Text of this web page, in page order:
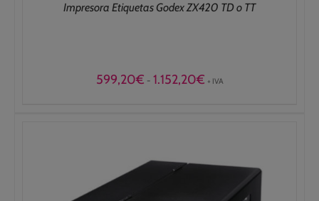
Impresora Etiquetas Godex ZX420 TD o TT
599,20€ - 1.152,20€Rango
+ IVA